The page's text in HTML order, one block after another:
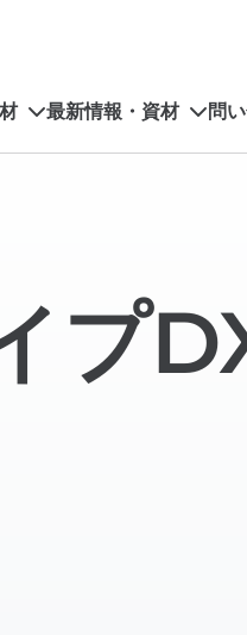
最新情報・資材 問
プ